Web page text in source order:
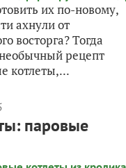
их по-новому,
ахнули от
восторга? Тогда
рецепт
котлеты,...
паровые